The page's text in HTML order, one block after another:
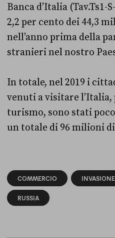
Banca d’Italia (Tav.Ts1-
2,2 per cento dei 44,3
nell’anno prima della
stranieri nel nostro
In totale, nel 2019 i
venuti a visitare
turismo, sono stati
un totale di 96 milioni
COMMERCIO
RUSSIA